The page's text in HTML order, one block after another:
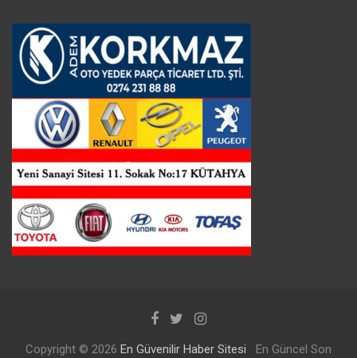
Copyright © 2026 En Güvenilir Haber Sitesi En Güncel Son